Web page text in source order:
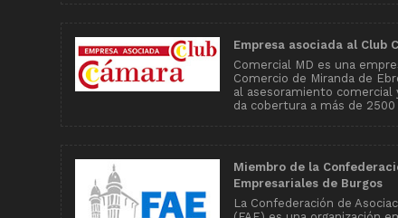
Empresa asociada al Club
Comercial MD es una
Comercio de Miranda de
al asesoramiento
da cobertura a más de
Miembro de la
Empresariales de Burgos
La Confederación de